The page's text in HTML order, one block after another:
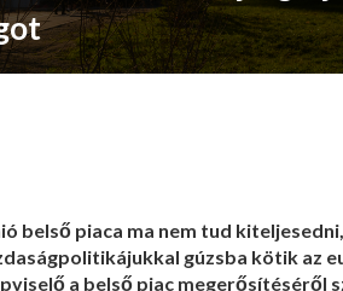
belső piaca ma nem tud
gúzsba kötik az
a belső piac